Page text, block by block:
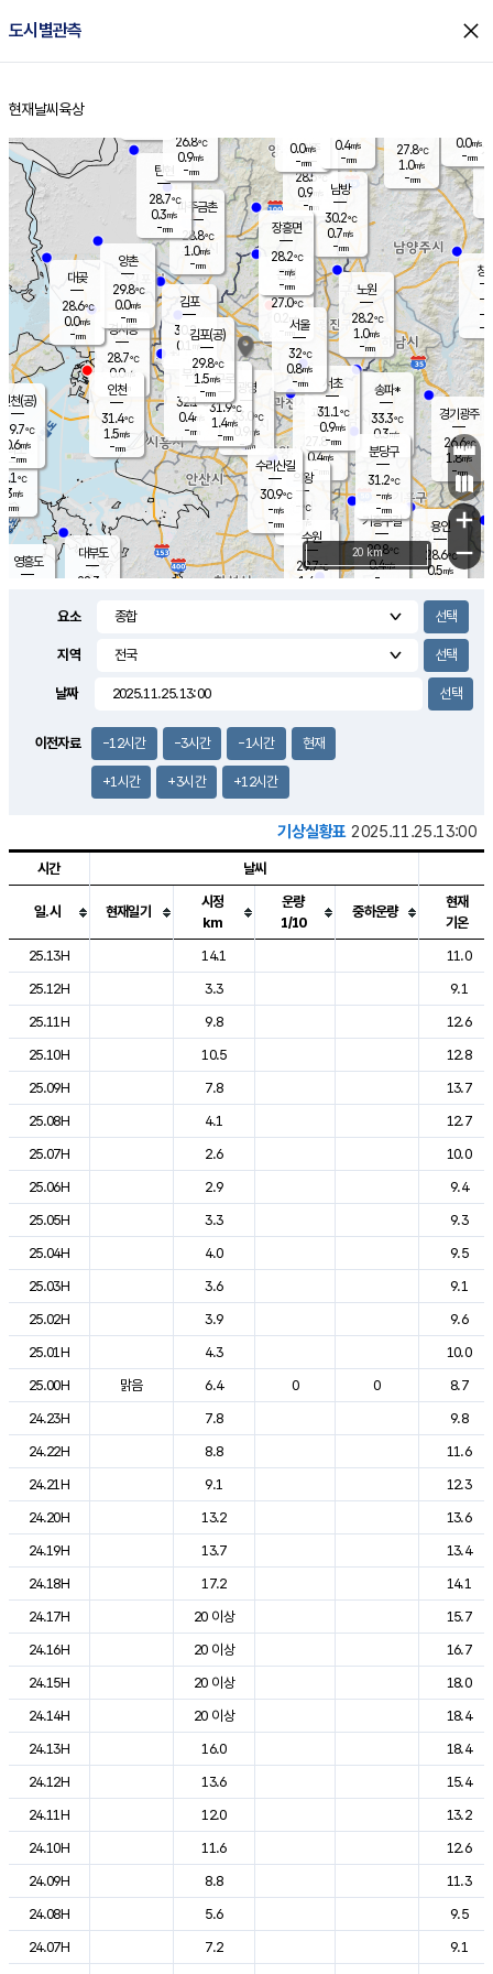
도시별관측 close
홈
현재날씨 육상
의도
℃
m/s
mm
영흥도
양주
28.5℃
0.9
-mm
과천
27.8℃
0.4m/s
- mm
용인
28.6℃
0.5m/s
경기광주
26.6℃
1.8m/s
-mm
0.0m/s
대부도
28.3
경서동
28.7℃
0.0m/s
-mm
파주금촌
28.8℃
1.0m/s
-mm
27.8℃
1.0m/s
-mm
대곶
28.6℃
0.0m/s
-mm
창
-
-m/
-
탄현
28.7℃
0.3m/s
-mm
0.0m/s
-mm
의왕
- ℃
m/s
mm
김포
30.2℃
0.1 m/s
mm
광명
33.0
℃
0.9 m/s
-mm
부천
32.1℃
0.4m/s
-mm
양촌
29.8℃
0.0m/s
-mm
구로
31.9℃
1.4m/s
-mm
은평
27.0℃
0.2 m/s
- mm
노원
28.2℃
1.0m/s
-mm
송파*
33.3℃
0.3m/s
-mm
서초
31.1℃
0.9m/s
-mm
남방
30.2℃
0.7m/s
-mm
기흥구갈
29.8℃
0.4m/s
-
수리산길
30.9℃
-m/s
-mm
분당구
31.2℃
-m/s
-mm
장흥면
28.2℃
-m/s
-mm
0.0m/s
-mm
인천(공)
29.7℃
0.6m/s
-mm
김포(공)
29.8℃
1.5m/s
-mm
수원
29.7℃
1.4 m/s
인천
31.4℃
1.5m/s
-mm
서울
32℃
0.8m/s
-mm
26.8℃
0.9m/s
-mm
0.4m/s
-mm
+
−
20 km
요소
지역
날짜
이전자료 -12시간 -3시간 -1시간 현재
+1시간 +3시간 +12시간
기상실황표 2025.11.25.13:00
도시별 기상실황표로 지점, 날씨, 기온, 강수, 바람, 기압등을 안내한 표입
시간 날씨
일.시 현재일기
시정
km
운량
1/10
중하운량
현재
기온
25.13H
14.1
11.0
25.12H
3.3
9.1
25.11H
9.8
12.6
25.10H
10.5
12.8
25.09H
7.8
13.7
25.08H
4.1
12.7
25.07H
2.6
10.0
25.06H
2.9
9.4
25.05H
3.3
9.3
25.04H
4.0
9.5
25.03H
3.6
9.1
25.02H
3.9
9.6
25.01H
4.3
10.0
25.00H
맑음 6.4 0 0
8.7
24.23H
7.8
9.8
24.22H
8.8
11.6
24.21H
9.1
12.3
24.20H
13.2
13.6
24.19H
13.7
13.4
24.18H
17.2
14.1
24.17H
20 이상
15.7
24.16H
20 이상
16.7
24.15H
20 이상
18.0
24.14H
20 이상
18.4
24.13H
16.0
18.4
24.12H
13.6
15.4
24.11H
12.0
13.2
24.10H
11.6
12.6
24.09H
8.8
11.3
24.08H
5.6
9.5
24.07H
7.2
9.1